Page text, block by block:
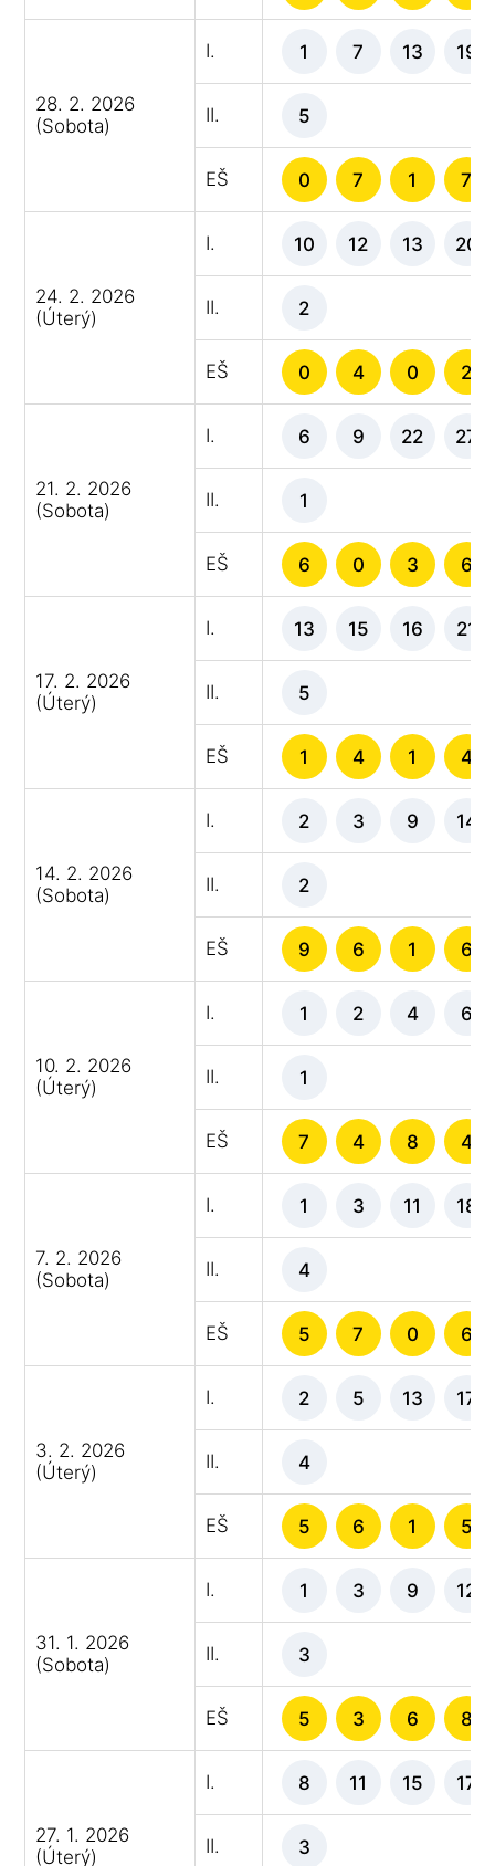
28. 2. 2026
(Sobota)
I. 1 7 13 19
II. 5
EŠ 0 7 1 7
24. 2. 2026
(Úterý)
I. 10 12 13 20
II. 2
EŠ 0 4 0 2
21. 2. 2026
(Sobota)
I. 6 9 22 27
II. 1
EŠ 6 0 3 6
17. 2. 2026
(Úterý)
I. 13 15 16 21
II. 5
EŠ 1 4 1 4
14. 2. 2026
(Sobota)
I. 2 3 9 14
II. 2
EŠ 9 6 1 6
10. 2. 2026
(Úterý)
I. 1 2 4 6
II. 1
EŠ 7 4 8 4
7. 2. 2026
(Sobota)
I. 1 3 11 18
II. 4
EŠ 5 7 0 6
3. 2. 2026
(Úterý)
I. 2 5 13 17
II. 4
EŠ 5 6 1 5
31. 1. 2026
(Sobota)
I. 1 3 9 12
II. 3
EŠ 5 3 6 8
27. 1. 2026
(Úterý)
I. 8 11 15 17
II. 3